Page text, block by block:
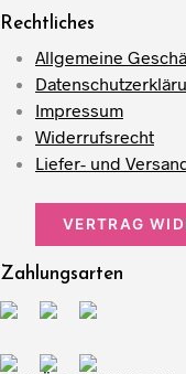
Rechtliches
Allgemeine
Impressum
Widerrufsrecht
Liefer- und
VERTRAG
Zahlungsarten